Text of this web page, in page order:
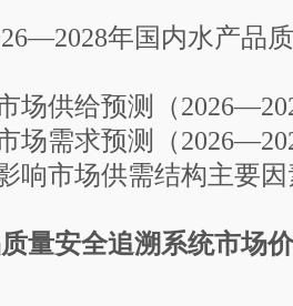
年国内水产品质
给预测（
求预测（
供需结构主要因
量安全追溯系统市场